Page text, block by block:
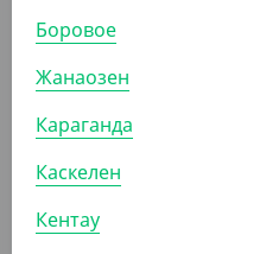
520₸
Вилка столовая "Премиум",
розовая, 180 мм
СООБЩИТЬ О
Боровое
Жанаозен
Караганда
Каскелен
Кентау